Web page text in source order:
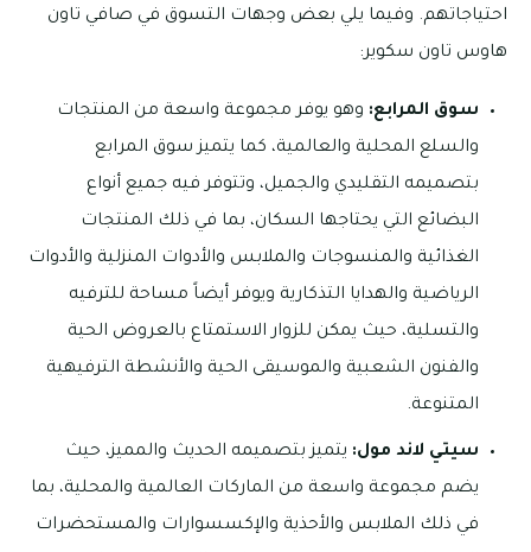
احتياجاتهم. وفيما يلي بعض وجهات التسوق في صافي تاون
هاوس تاون سكوير:
سوق المرابع: وهو يوفر مجموعة واسعة من المنتجات
والسلع المحلية والعالمية، كما يتميز سوق المرابع
بتصميمه التقليدي والجميل، وتتوفر فيه جميع أنواع
البضائع التي يحتاجها السكان، بما في ذلك المنتجات
الغذائية والمنسوجات والملابس والأدوات المنزلية والأدوات
الرياضية والهدايا التذكارية ويوفر أيضاً مساحة للترفيه
والتسلية، حيث يمكن للزوار الاستمتاع بالعروض الحية
والفنون الشعبية والموسيقى الحية والأنشطة الترفيهية
المتنوعة.
سيتي لاند مول: يتميز بتصميمه الحديث والمميز، حيث
يضم مجموعة واسعة من الماركات العالمية والمحلية، بما
في ذلك الملابس والأحذية والإكسسوارات والمستحضرات